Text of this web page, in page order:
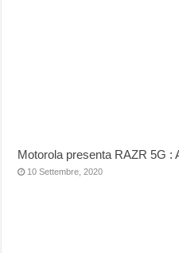
Motorola presenta RAZR 5G :
10 Settembre, 2020